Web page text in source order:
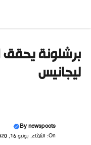
المحتوى
برشلونة يحقق
ليجانيس
Bynewspoots
On: الثلاثاء, يونيو 16, 2020 10:28 مساءً